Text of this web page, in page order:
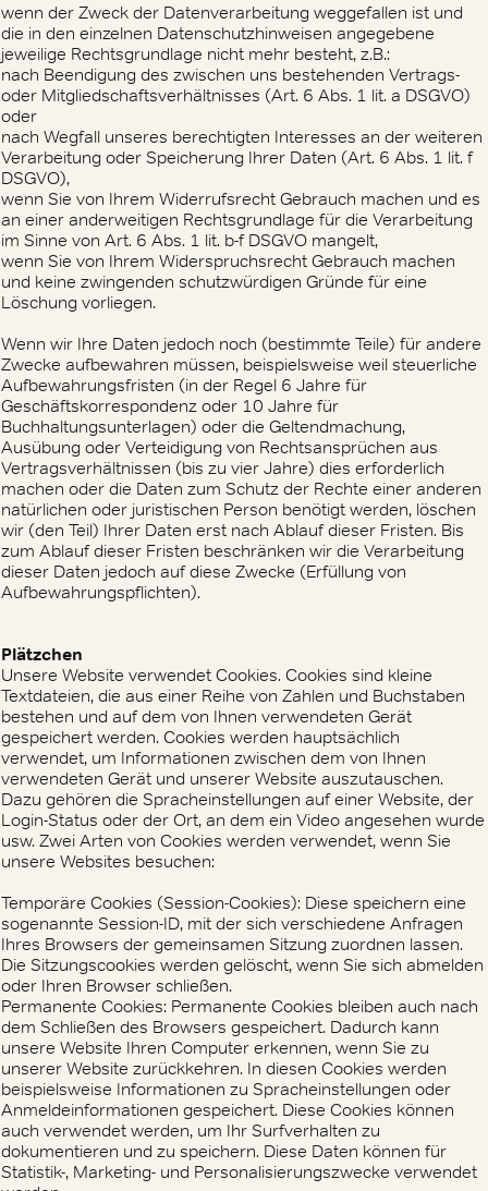
wenn der Zweck der Datenverarbeitung weggefallen ist und
die in den einzelnen Datenschutzhinweisen angegebene
jeweilige Rechtsgrundlage nicht mehr besteht, z.B.:
nach Beendigung des zwischen uns bestehenden Vertrags-
oder Mitgliedschaftsverhältnisses (Art. 6 Abs. 1 lit. a DSGVO)
oder
nach Wegfall unseres berechtigten Interesses an der weiteren
Verarbeitung oder Speicherung Ihrer Daten (Art. 6 Abs. 1 lit. f
DSGVO),
wenn Sie von Ihrem Widerrufsrecht Gebrauch machen und es
an einer anderweitigen Rechtsgrundlage für die Verarbeitung
im Sinne von Art. 6 Abs. 1 lit. b-f DSGVO mangelt,
wenn Sie von Ihrem Widerspruchsrecht Gebrauch machen
und keine zwingenden schutzwürdigen Gründe für eine
Löschung vorliegen.
Wenn wir Ihre Daten jedoch noch (bestimmte Teile) für andere
Zwecke aufbewahren müssen, beispielsweise weil steuerliche
Aufbewahrungsfristen (in der Regel 6 Jahre für
Geschäftskorrespondenz oder 10 Jahre für
Buchhaltungsunterlagen) oder die Geltendmachung,
Ausübung oder Verteidigung von Rechtsansprüchen aus
Vertragsverhältnissen (bis zu vier Jahre) dies erforderlich
machen oder die Daten zum Schutz der Rechte einer anderen
natürlichen oder juristischen Person benötigt werden, löschen
wir (den Teil) Ihrer Daten erst nach Ablauf dieser Fristen. Bis
zum Ablauf dieser Fristen beschränken wir die Verarbeitung
dieser Daten jedoch auf diese Zwecke (Erfüllung von
Aufbewahrungspflichten).
Plätzchen
Unsere Website verwendet Cookies. Cookies sind kleine
Textdateien, die aus einer Reihe von Zahlen und Buchstaben
bestehen und auf dem von Ihnen verwendeten Gerät
gespeichert werden. Cookies werden hauptsächlich
verwendet, um Informationen zwischen dem von Ihnen
verwendeten Gerät und unserer Website auszutauschen.
Dazu gehören die Spracheinstellungen auf einer Website, der
Login-Status oder der Ort, an dem ein Video angesehen wurde
usw. Zwei Arten von Cookies werden verwendet, wenn Sie
unsere Websites besuchen:
Temporäre Cookies (Session-Cookies): Diese speichern eine
sogenannte Session-ID, mit der sich verschiedene Anfragen
Ihres Browsers der gemeinsamen Sitzung zuordnen lassen.
Die Sitzungscookies werden gelöscht, wenn Sie sich abmelden
oder Ihren Browser schließen.
Permanente Cookies: Permanente Cookies bleiben auch nach
dem Schließen des Browsers gespeichert. Dadurch kann
unsere Website Ihren Computer erkennen, wenn Sie zu
unserer Website zurückkehren. In diesen Cookies werden
beispielsweise Informationen zu Spracheinstellungen oder
Anmeldeinformationen gespeichert. Diese Cookies können
auch verwendet werden, um Ihr Surfverhalten zu
dokumentieren und zu speichern. Diese Daten können für
Statistik-, Marketing- und Personalisierungszwecke verwendet